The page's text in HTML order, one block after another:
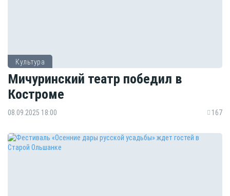
Культура
Мичуринский театр победил в
Костроме
08.09.2025 18:00 167